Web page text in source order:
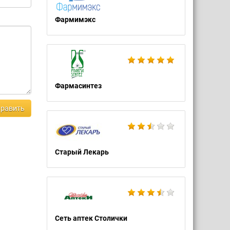
Фармимэкс
Фармасинтез
Старый Лекарь
Сеть аптек Столички